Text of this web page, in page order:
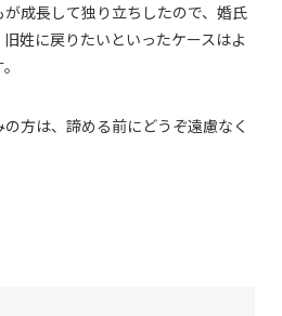
成長して独り立ちしたので、婚氏
姓に戻りたいといったケースはよ
方は、諦める前にどうぞ遠慮なく